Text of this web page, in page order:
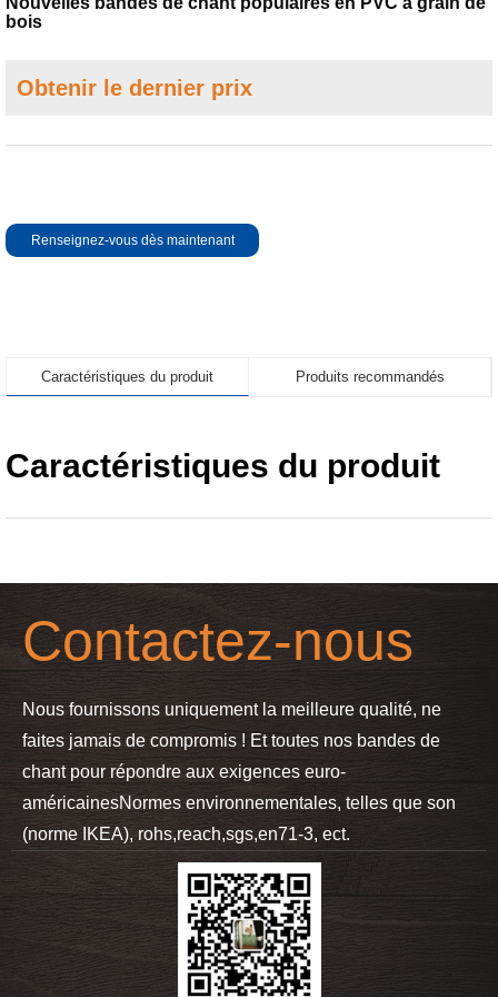
bois
Obtenir le dernier prix
Renseignez-vous dès maintenant
Caractéristiques du produit Produits recommandés
Caractéristiques du produit
Contactez-nous
Nous fournissons uniquement la meilleure qualité, ne
faites jamais de compromis ! Et toutes nos bandes de
chant pour répondre aux exigences euro-
américainesNormes environnementales, telles que son
(norme IKEA), rohs,reach,sgs,en71-3, ect.